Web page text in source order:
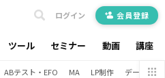
ツール セミナー 動画 講座
ログイン 会員登録
ABテスト・EFO MA LP制作 データ分析